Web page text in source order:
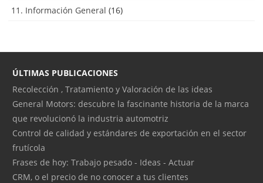
11. Información General (16)
ÚLTIMAS PUBLICACIONES
Recolección , Tratamiento y Valoración de las ideas
General Motors: descubre la fascinante historia de la marca
que revolucionó la industria automotriz
Control de calidad y estándares de exportación en el sector
frutícola
Frases de hoy: Trabajo pesado - Ideas - Actuar
CRM, o el precio de no conocer a tus clientes